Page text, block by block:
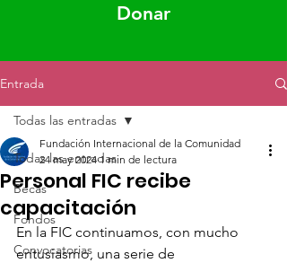
Donar
Entrada
Todas las entradas
Becas
Fondos
Convocatorias
Todas las entradas
Personal FIC recibe
capacitación
Fundación Internacional de la Comunidad
24 may 2024 1 min de lectura
En la FIC continuamos, con mucho
entusiasmo, una serie de